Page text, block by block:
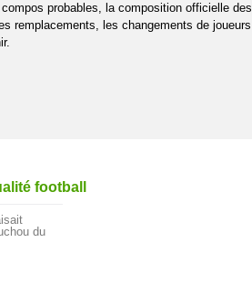
probables, la composition officielle des
remplacements, les changements de joueurs
football
du